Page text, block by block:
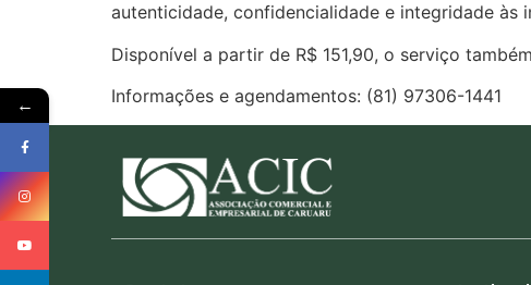
autenticidade, confidencialidade e integridade às
Disponível a partir de R$ 151,90, o serviço
Informações e agendamentos: (81) 97306-1441
←